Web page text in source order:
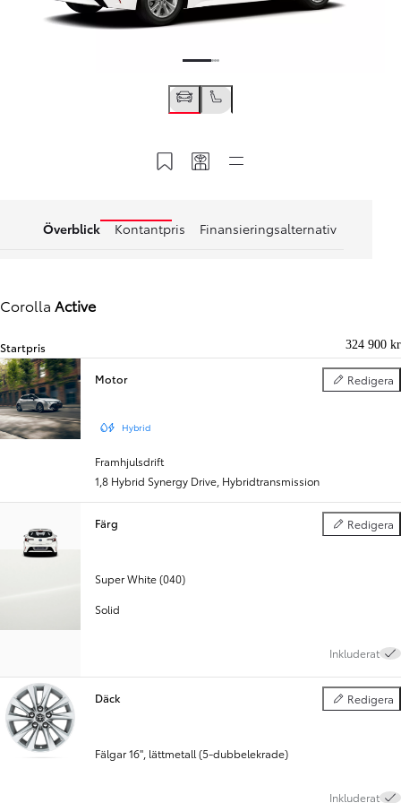
Spara till MyToyota
Dela min kod
Överblick Kontantpris Finansieringsalternativ
Corolla Active
Startpris 324 900 kr
Motor Redigera
Motor
Hybrid
Framhjulsdrift
1,8 Hybrid Synergy Drive, Hybridtransmission
Färg Redigera
Färg
Super White (040)
Solid
Inkluderat
Däck Redigera
Däck
Fälgar 16", lättmetall (5-dubbelekrade)
Inkluderat